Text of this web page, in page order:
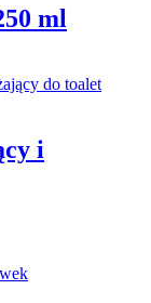
ml
i